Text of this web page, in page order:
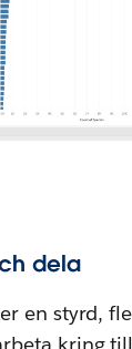
dela
en styrd,
kring